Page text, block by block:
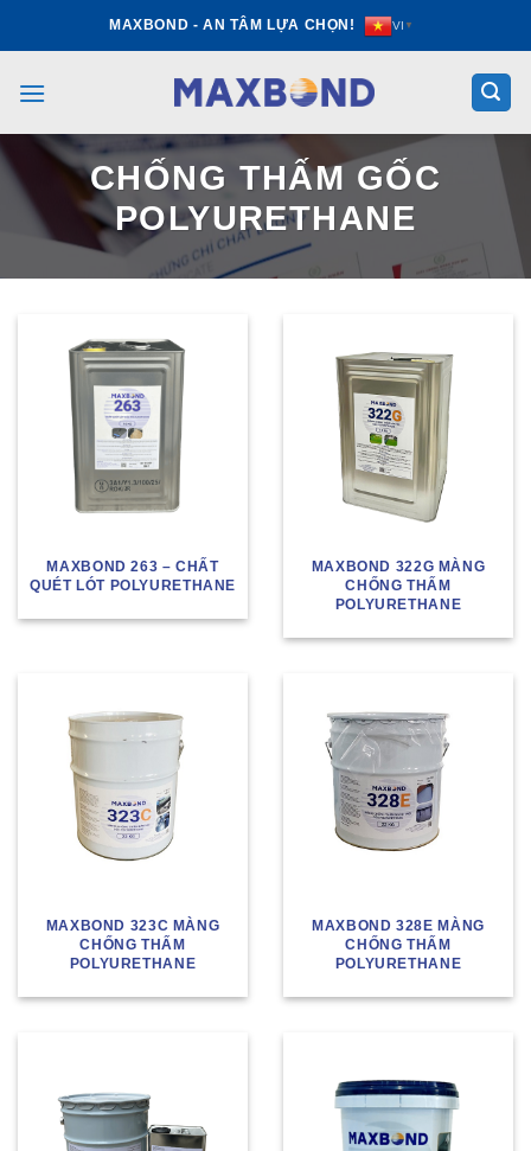
MAXBOND - AN TÂM LỰA CHỌN! VI ▼
CHỐNG THẤM GỐC
POLYURETHANE
MAXBOND 263 – CHẤT
QUÉT LÓT POLYURETHANE
MAXBOND 322G MÀNG
CHỐNG THẤM
POLYURETHANE
MAXBOND 323C MÀNG
CHỐNG THẤM
POLYURETHANE
MAXBOND 328E MÀNG
CHỐNG THẤM
POLYURETHANE